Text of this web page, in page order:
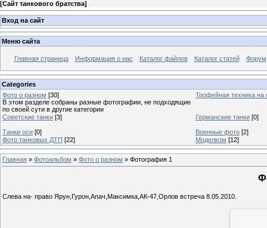
[Сайт танкового братства]
Вход на сайт
Меню сайта
Главная страница Информация о нас Каталог файлов Каталог статей Форум
Categories
Фото о разном [30]
В этом разделе собраны разные фотографии, не подходящие
по своей сути в другие категории
Трофейная техника
Советские танки [3] Германские танки [0]
Танки оси [0] Военные фото [2]
Фото танковых ДТП [22] Моделизм [12]
Главная » Фотоальбом » Фото о разном » Фотография 1
Слева на- право Ярун,Гурон,Апач,Максимка,АК-47,Орлов встреча 8.05.2010.